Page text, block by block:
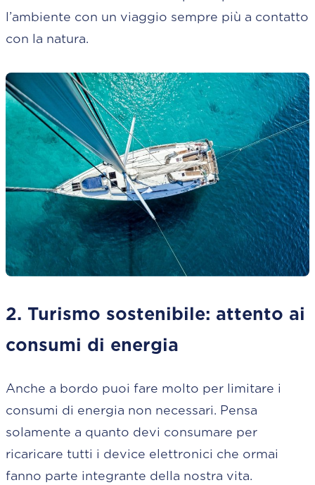
l’ambiente con un viaggio sempre più a contatto
con la natura.
2. Turismo sostenibile: attento ai
consumi di energia
Anche a bordo puoi fare molto per limitare i
consumi di energia non necessari. Pensa
solamente a quanto devi consumare per
ricaricare tutti i device elettronici che ormai
fanno parte integrante della nostra vita.